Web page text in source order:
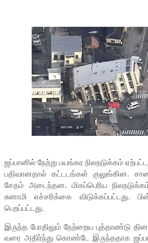
ஜப்பானில் நேற்று பயங்கர நிலநடுக்கம்
பதிவானதால் கட்டடங்கள் குலுங்கின.
சேதம் அடைந்தன. மிகப்பெரிய
சுனாமி எச்சரிக்கை விடுக்கப்பட்டது.
பெறப்பட்டது.
இருந்த போதிலும் நேற்றைய புத்தாண்டு
வரை அதிர்ந்து கொண்டே இருந்ததாக